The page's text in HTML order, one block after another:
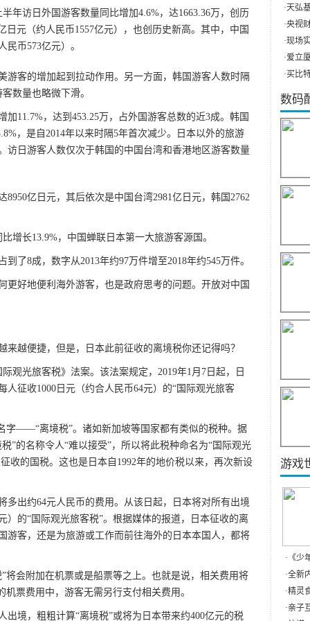
年访日外国游客数量同比增加4.6%，达1663.36万，创历
日元（约人民币1557亿元），也创历史新高。其中，中国
民币573亿元）。
游客的增加起到拉动作用。另一方面，韩国游客人数时隔
数量也略微下滑。
11.7%，达到453.25万，占外国游客总数的近3成。韩国
，是自2014年以来时隔5年首次减少。日本以外的旅游
访日游客人数仅次于韩国的中国台湾和香港地区游客数量
亿日元，其后依次是中国台湾2981亿日元，韩国2762
增长13.9%，中国蝉联日本第一大旅游客源国。
了8成，数字从2013年约97万件增至2018年约545万件。
更好地便利海外游客，也是政府思考的问题。开放对中国
越便捷，但是，日本此前征收的离境税你还记得吗？
观光旅客税》法案。该法案规定，2019年1月7日起，日
征收1000日元（约合人民币64元）的“国际观光旅客
字——“离境税”。诸如新加坡等国家都有类似的税种。据
”的名称令人“难以接受”，所以将此税种命名为“国际观光
收的国税。这也是日本自1992年的地价税以来，再次新设
多出约64元人民币的费用。从该日起，日本将对所有出境
）的“国际观光旅客税”。根据媒体的报道，日本征收的离
游客，还是为旅游或工作而前往海外的日本本国人，都将
将会附加在机票或是船票等之上。也就是说，相关费用将
票费用中，游客无需另行支付相关费用。
出境，粗粗计算“离境税”或将为日本带来约400亿元的税
·天弘
·央视
·现场
·爱立
·买比
数码
游戏
· 《少
·全新
·精灵
·亲子